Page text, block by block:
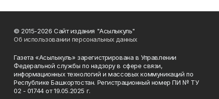
© 2015-2026 Сайт издания "Асылыкуль"
Об использовании персональных данных
Газета «Асылыкуль» зарегистрирована в Управлении
Федеральной службы по надзору в сфере связи,
информационных технологий и массовых коммуникаций по
Республике Башкортостан. Регистрационный номер ПИ № ТУ
02 - 01744 от 19.05.2025 г.